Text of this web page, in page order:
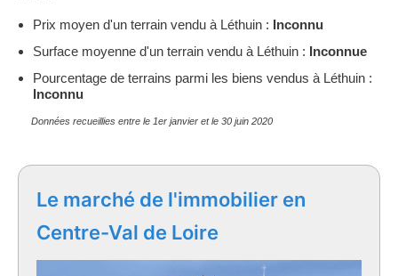
Prix moyen d'un terrain vendu à Léthuin : Inconnu
Surface moyenne d'un terrain vendu à Léthuin : Inconnue
Pourcentage de terrains parmi les biens vendus à Léthuin :
Inconnu
Données recueillies entre le 1er janvier et le 30 juin 2020
Le marché de l'immobilier en
Centre-Val de Loire